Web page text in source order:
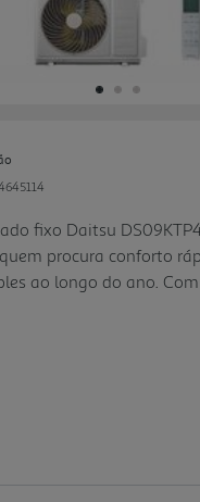
fixo Daitsu
procura conforto
ao longo do ano.
inverter e gás R32, ajuda
de forma mais
turbo, modo noite
mais ajustada à